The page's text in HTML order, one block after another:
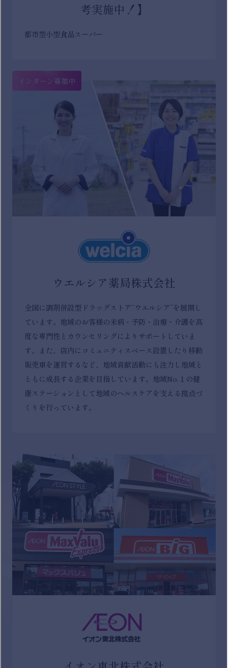
考実施中！】
都市型小型食品スーパー
インターン募集中
ウエルシア薬局株式会社
全国に調剤併設型ドラッグストア“ウエルシア”を展開し
ています。地域のお客様の未病・予防・治療・介護を高
度な専門性とカウンセリングによりサポートしていま
す。また、店内にコミュニティスペース設置したり移動
販売車を運営するなど、地域貢献活動にも注力し地域と
ともに成長する企業を目指しています。地域No.１の健
康ステーションとして地域のヘルスケアを支える拠点づ
くりを行っています。